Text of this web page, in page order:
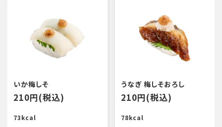
いか梅しそ
210円(税込)
73kcal
うなぎ 梅しそおろし
210円(税込)
78kcal